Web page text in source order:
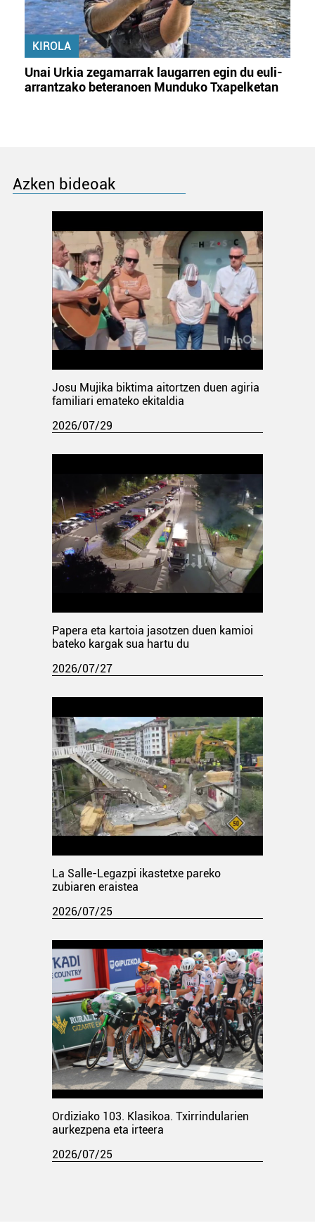
KIROLA
Unai Urkia zegamarrak laugarren egin du euli-
arrantzako beteranoen Munduko Txapelketan
Azken bideoak
Josu Mujika biktima aitortzen duen agiria
familiari emateko ekitaldia
2026/07/29
Papera eta kartoia jasotzen duen kamioi
bateko kargak sua hartu du
2026/07/27
La Salle-Legazpi ikastetxe pareko
zubiaren eraistea
2026/07/25
Ordiziako 103. Klasikoa. Txirrindularien
aurkezpena eta irteera
2026/07/25